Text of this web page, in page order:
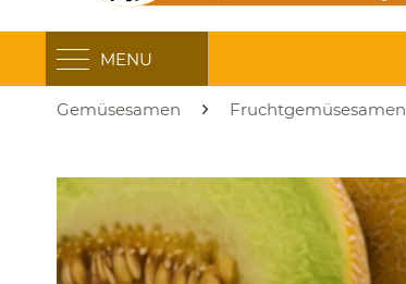
MENU
Gemüsesamen Fruchtgemüsesamen